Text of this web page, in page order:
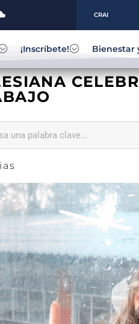
CRAI
¡Inscríbete! Bienestar